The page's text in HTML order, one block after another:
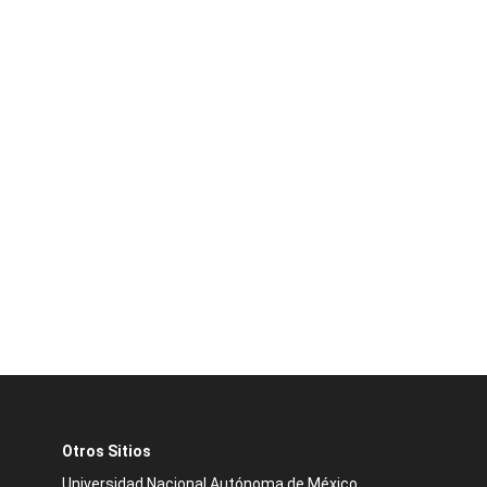
Otros Sitios